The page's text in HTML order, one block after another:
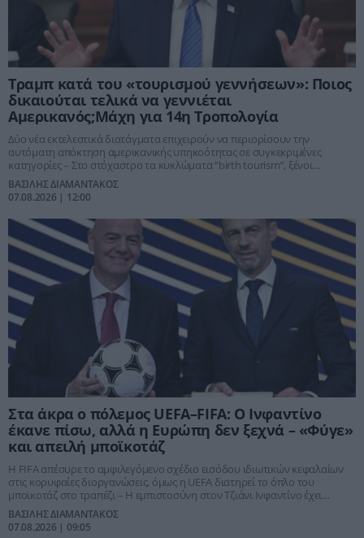
Τραμπ κατά του «τουρισμού γεννήσεων»: Ποιος
δικαιούται τελικά να γεννιέται
Αμερικανός;Μάχη για 14η Τροπολογία
Δύο νέα εκτελεστικά διατάγματα επιχειρούν να περιορίσουν την
αυτόματη απόκτηση αμερικανικής υπηκοότητας σε συγκεκριμένες
κατηγορίες – Στο στόχαστρο τα κυκλώματα “birth tourism”, ξένοι
αξιωματούχοι και πρόσωπα που χαρακτηρίζονται «εχθρικοί αλλοδαποί»
– Σχεδόν βέβαιη η νέα δικαστική σύγκρουση
ΒΑΣΙΛΗΣ ΔΙΑΜΑΝΤΑΚΟΣ
07.08.2026 | 12:00
Στα άκρα ο πόλεμος UEFA–FIFA: Ο Ινφαντίνο
έκανε πίσω, αλλά η Ευρώπη δεν ξεχνά – «Φύγε»
και απειλή μποϊκοτάζ
Η FIFA απέσυρε το αμφιλεγόμενο σχέδιο εισόδου ιδιωτικών κεφαλαίων
στις κορυφαίες διοργανώσεις, όμως η UEFA διατηρεί το όπλο του
μποϊκοτάζ στο τραπέζι – Η εμπιστοσύνη στον Τζιάνι Ινφαντίνο έχει
καταρρεύσει και η μάχη μεταφέρεται πλέον στην ίδια την ηγεσία του
παγκόσμιου ποδοσφαίρου
ΒΑΣΙΛΗΣ ΔΙΑΜΑΝΤΑΚΟΣ
07.08.2026 | 09:05